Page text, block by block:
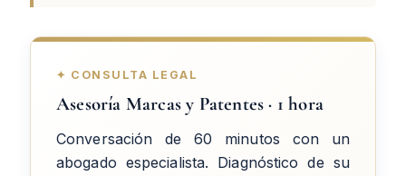
✦ CONSULTA LEGAL
Asesoría Marcas y Patentes · 1 hora
Conversación de 60 minutos con un
abogado especialista. Diagnóstico de su